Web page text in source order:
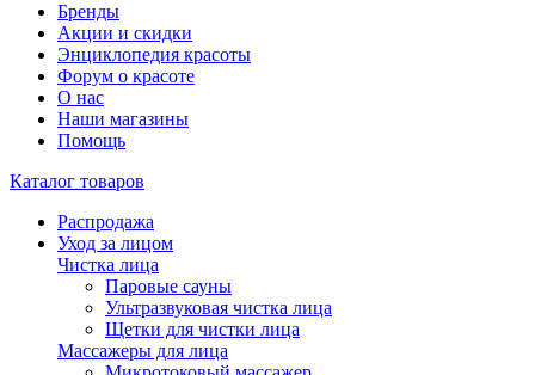
Бренды
Акции и скидки
Энциклопедия красоты
Форум о красоте
О нас
Наши магазины
Помощь
Каталог товаров
Распродажа
Уход за лицом
Чистка лица
Паровые сауны
Ультразвуковая чистка лица
Щетки для чистки лица
Массажеры для лица